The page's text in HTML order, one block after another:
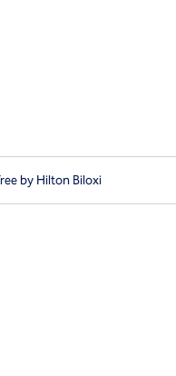
by Hilton Biloxi